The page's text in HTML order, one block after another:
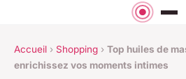
Accueil › Shopping › Top huiles de
enrichissez vos moments intimes